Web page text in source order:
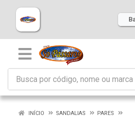
INÍCIO SANDALIAS
PARES